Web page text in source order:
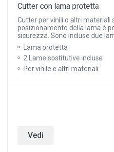
Cutter con lama protetta
Cutter per vinili o altri materiali
posizionamento della lama è
sicurezza. Sono incluse due
Lama protetta
2 Lame sostitutive incluse
Per vinile e altri materiali
Vedi